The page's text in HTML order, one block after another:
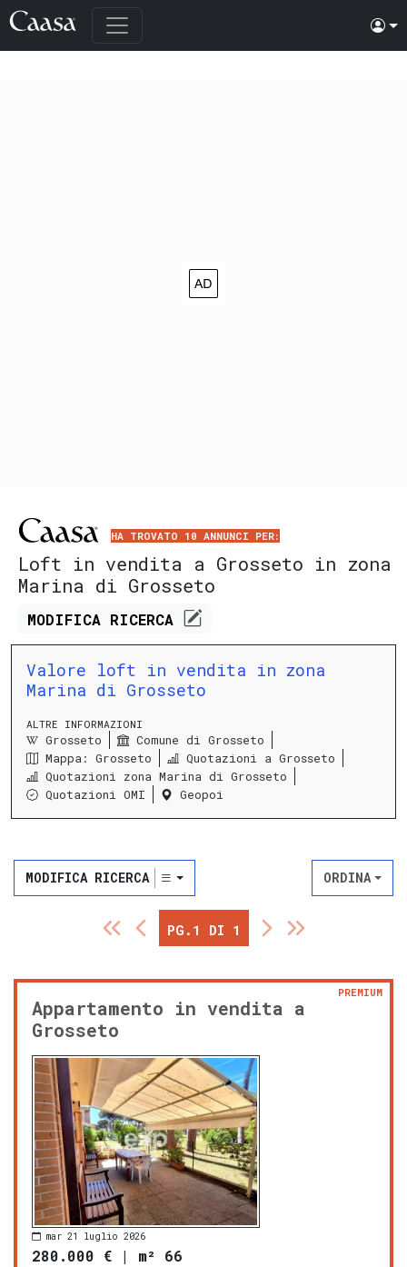
HA TROVATO 10 ANNUNCI PER:
Loft in vendita a Grosseto in zona
Marina di Grosseto
MODIFICA RICERCA
Valore loft in vendita in zona
Marina di Grosseto
ALTRE INFORMAZIONI
Grosseto
Comune di Grosseto
Mappa: Grosseto
Quotazioni a Grosseto
Quotazioni zona Marina di Grosseto
Quotazioni OMI
Geopoi
MODIFICA RICERCA ORDINA
PG.1 DI 1
Appartamento in vendita a
Grosseto
PREMIUM
mar 21 luglio 2026
280.000 € | m² 66